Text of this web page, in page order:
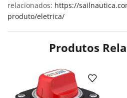
relacionados: https://
produto/eletrica/
Produtos